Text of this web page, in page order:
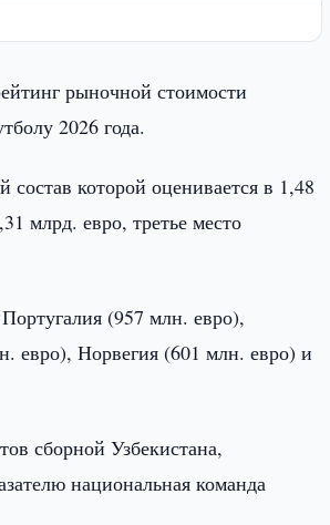
рыночной стоимости
2026 года.
которой оценивается в 1,48
млрд. евро, третье место
(957 млн. евро),
евро), Норвегия (601 млн. евро) и
сборной Узбекистана,
национальная команда